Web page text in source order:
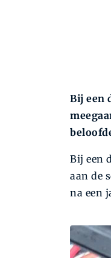
Bij een
Bij een
aan de
na een